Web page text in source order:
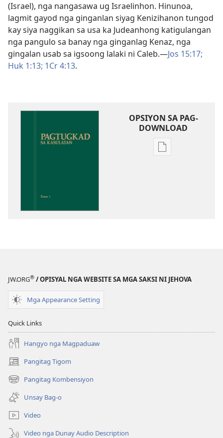
(Israel), nga nangasawa ug Israelinhon. Hinunoa,
lagmit gayod nga ginganlan siyag Kenizihanon tungod
kay siya naggikan sa usa ka Judeanhong katigulangan
nga pangulo sa banay nga ginganlag Kenaz, nga
gingalan usab sa igsoong lalaki ni Caleb.​—Jos 15:17;
Huk 1:13; 1Cr 4:13.
OPSIYON SA PAG-
DOWNLOAD
Opsiyon
JW.ORG® / OPISYAL NGA WEBSITE SA MGA SAKSI NI JEHOVA
Mga Appearance Setting
Quick Links
Hangyo nga Magpaduaw
Pangitag Tigom
(mo-
open
ug
bag-
ong
window)
Pangitag Kombensiyon
(mo-
open
ug
bag-
ong
window)
Unsay Bag-o
Video
Video nga Dunay Audio Description